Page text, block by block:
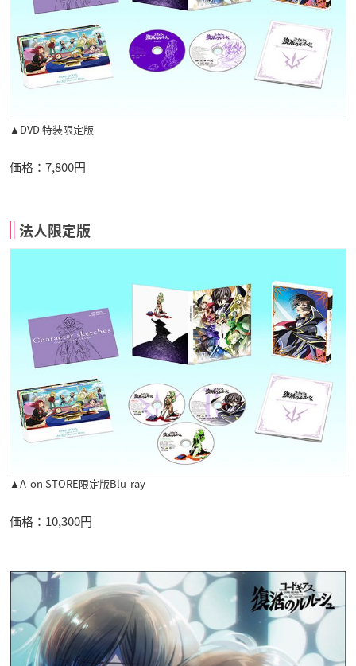
▲DVD 特装限定版
価格：7,800円
法人限定版
▲A-on STORE限定版Blu-ray
価格：10,300円